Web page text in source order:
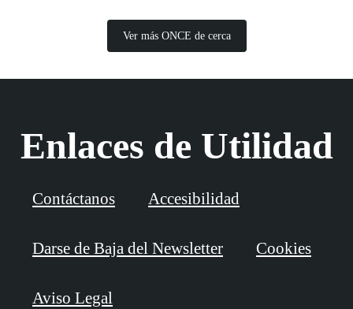
Ver más ONCE de cerca
Enlaces de Utilidad
Contáctanos Accesibilidad
Darse de Baja del Newsletter Cookies
Aviso Legal